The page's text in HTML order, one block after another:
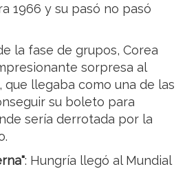
1966 y su pasó no pasó
la fase de grupos, Corea
sorpresa al
que llegaba como una de las
su boleto para
sería derrotada por la
: Hungría llegó al Mundial